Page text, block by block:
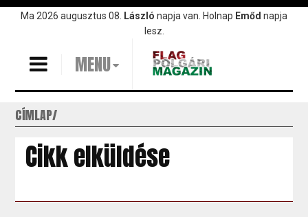
UgrásMa 2026 augusztus 08. László napja van. Holnap Emőd napja
lesz.
MENU
CÍMLAP
Cikk elküldése